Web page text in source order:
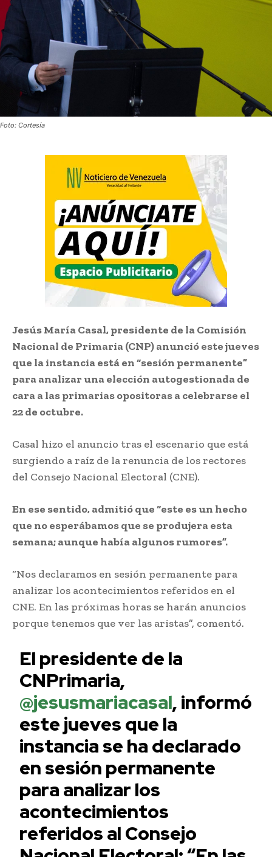
Foto: Cortesía
Jesús María Casal, presidente de la Comisión
Nacional de Primaria (CNP) anunció este jueves
que la instancia está en “sesión permanente”
para analizar una elección autogestionada de
cara a las primarias opositoras a celebrarse el
22 de octubre.
Casal hizo el anuncio tras el escenario que está
surgiendo a raíz de la renuncia de los rectores
del Consejo Nacional Electoral (CNE).
En ese sentido, admitió que “este es un hecho
que no esperábamos que se produjera esta
semana; aunque había algunos rumores”.
“Nos declaramos en sesión permanente para
analizar los acontecimientos referidos en el
CNE. En las próximas horas se harán anuncios
porque tenemos que ver las aristas”, comentó.
El presidente de la
CNPrimaria,
@jesusmariacasal, informó
este jueves que la
instancia se ha declarado
en sesión permanente
para analizar los
acontecimientos
referidos al Consejo